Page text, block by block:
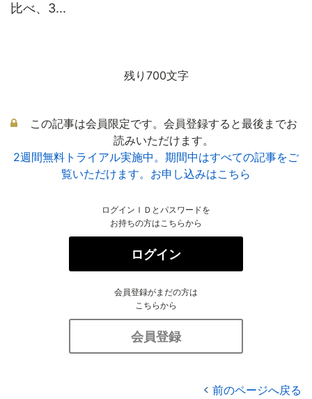
比べ、3...
残り700文字
この記事は会員限定です。会員登録すると最後までお
読みいただけます。
2週間無料トライアル実施中。期間中はすべての記事をご
覧いただけます。お申し込みはこちら
ログインＩＤとパスワードを
お持ちの方はこちらから
ログイン
会員登録がまだの方は
こちらから
会員登録
前のページへ戻る